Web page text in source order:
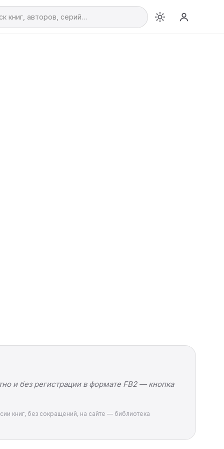
и без регистрации в формате FB2 — кнопка
книг, без сокращений, на сайте — библиотека